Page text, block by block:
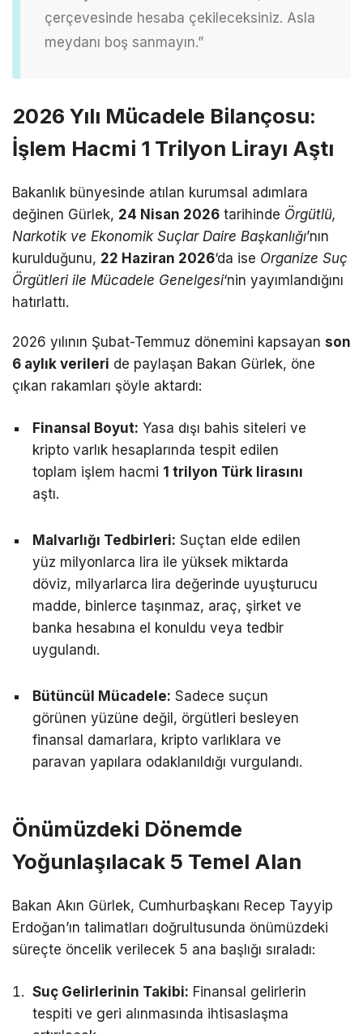
çerçevesinde hesaba çekileceksiniz. Asla
meydanı boş sanmayın.”
2026 Yılı Mücadele Bilançosu:
İşlem Hacmi 1 Trilyon Lirayı Aştı
Bakanlık bünyesinde atılan kurumsal adımlara
değinen Gürlek, 24 Nisan 2026 tarihinde Örgütlü,
Narkotik ve Ekonomik Suçlar Daire Başkanlığı’nın
kurulduğunu, 22 Haziran 2026‘da ise Organize Suç
Örgütleri ile Mücadele Genelgesi‘nin yayımlandığını
hatırlattı.
2026 yılının Şubat-Temmuz dönemini kapsayan son
6 aylık verileri de paylaşan Bakan Gürlek, öne
çıkan rakamları şöyle aktardı:
Finansal Boyut: Yasa dışı bahis siteleri ve
kripto varlık hesaplarında tespit edilen
toplam işlem hacmi 1 trilyon Türk lirasını
aştı.
Malvarlığı Tedbirleri: Suçtan elde edilen
yüz milyonlarca lira ile yüksek miktarda
döviz, milyarlarca lira değerinde uyuşturucu
madde, binlerce taşınmaz, araç, şirket ve
banka hesabına el konuldu veya tedbir
uygulandı.
Bütüncül Mücadele: Sadece suçun
görünen yüzüne değil, örgütleri besleyen
finansal damarlara, kripto varlıklara ve
paravan yapılara odaklanıldığı vurgulandı.
Önümüzdeki Dönemde
Yoğunlaşılacak 5 Temel Alan
Bakan Akın Gürlek, Cumhurbaşkanı Recep Tayyip
Erdoğan’ın talimatları doğrultusunda önümüzdeki
süreçte öncelik verilecek 5 ana başlığı sıraladı:
Suç Gelirlerinin Takibi: Finansal gelirlerin
tespiti ve geri alınmasında ihtisaslaşma